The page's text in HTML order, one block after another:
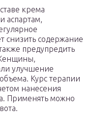
крема
аспартам,
снизить содержание
предупредить
улучшение
Курс терапии
нанесения
Применять можно